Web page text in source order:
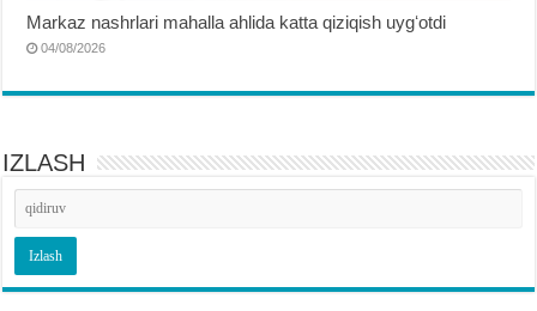
Markaz nashrlari mahalla ahlida katta qiziqish uygʻotdi
04/08/2026
IZLASH